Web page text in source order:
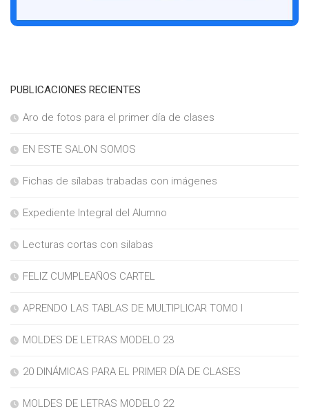
PUBLICACIONES RECIENTES
Aro de fotos para el primer día de clases
EN ESTE SALON SOMOS
Fichas de sílabas trabadas con imágenes
Expediente Integral del Alumno
Lecturas cortas con silabas
FELIZ CUMPLEAÑOS CARTEL
APRENDO LAS TABLAS DE MULTIPLICAR TOMO I
MOLDES DE LETRAS MODELO 23
20 DINÁMICAS PARA EL PRIMER DÍA DE CLASES
MOLDES DE LETRAS MODELO 22